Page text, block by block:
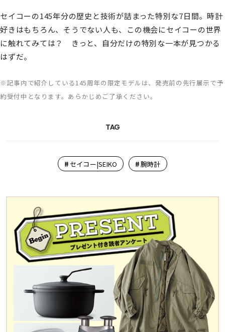
セイコーの145年分の歴史と技術が詰まった特別な7日間。時計
好きはもちろん、そうでない人も、この機会にセイコーの世界
に触れてみては？ きっと、自分だけの特別な一本が見つかる
はずだ。
※記事内で紹介している145周年の限定モデルは、発売前の先行展示で予
約受付中となります。あらかじめご了承ください。
TAG
# セイコー|SEIKO #腕時計